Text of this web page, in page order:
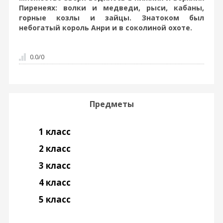
Пиренеях: волки и медведи, рыси, кабаны,
горные козлы и зайцы. Знатоком был
небогатый король Анри и в соколиной охоте.
0.0/0
Предметы
1 класс
2 класс
3 класс
4 класс
5 класс